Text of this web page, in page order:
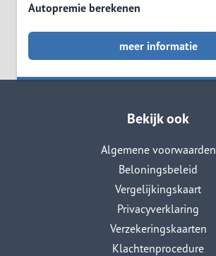
Autopremie berekenen
meer informatie
Bekijk ook
Algemene voorwaarden
Beloningsbeleid
Vergelijkingskaart
Privacyverklaring
Verzekeringskaarten
Klachtenprocedure